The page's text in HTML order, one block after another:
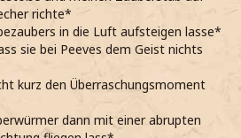
richte*
in die Luft aufsteigen lasse*
sie bei Peeves dem Geist nichts
kurz den Überraschungsmoment
dann mit einer abrupten